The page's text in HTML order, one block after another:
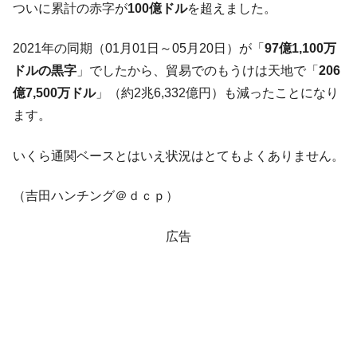
『Money1』
在韓米国大使スティールが着韓！⇒ さっそ
ドを掲げる「在韓反米勢力」
『Money1』
韓国政府「2035年までに18.4GW規模のAIデ
ータセンター整備」⇒ だから無理だってば。
『Money1』
『Money1』
韓国『国民年金公団』株価暴落で200兆蒸
Fact1
日本の誇る海洋資源調査船『白嶺』は先進技術の
夏の甲子園、優勝校を最も多く輩出している都道
ついに累計の赤字が100億ドルを超えました。
2021年の同期（01月01日～05月20日）が「 97億1,100万
ドルの黒字 」でしたから、貿易でのもうけは天地で「 206
億7,500万ドル」（約2兆6,332億円）も減ったことになり
ます。
いくら通関ベースとはいえ状況はとてもよくありません。
（吉田ハンチング＠ｄｃｐ）
広告